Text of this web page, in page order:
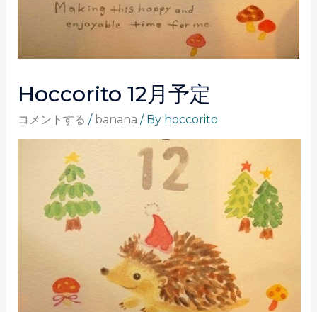
Hoccorito 12月予定
コメントする / banana / By hoccorito